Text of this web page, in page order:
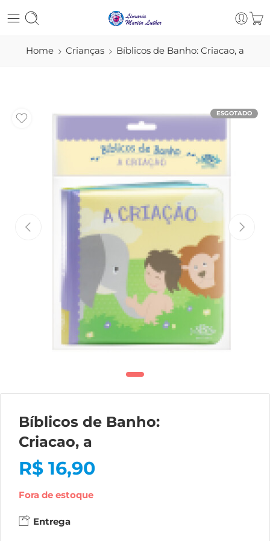
Home Crianças Bíblicos de Banho: Criacao, a
ESGOTADO
Bíblicos de Banho:
Criacao, a
R$ 16,90
Fora de estoque
Entrega